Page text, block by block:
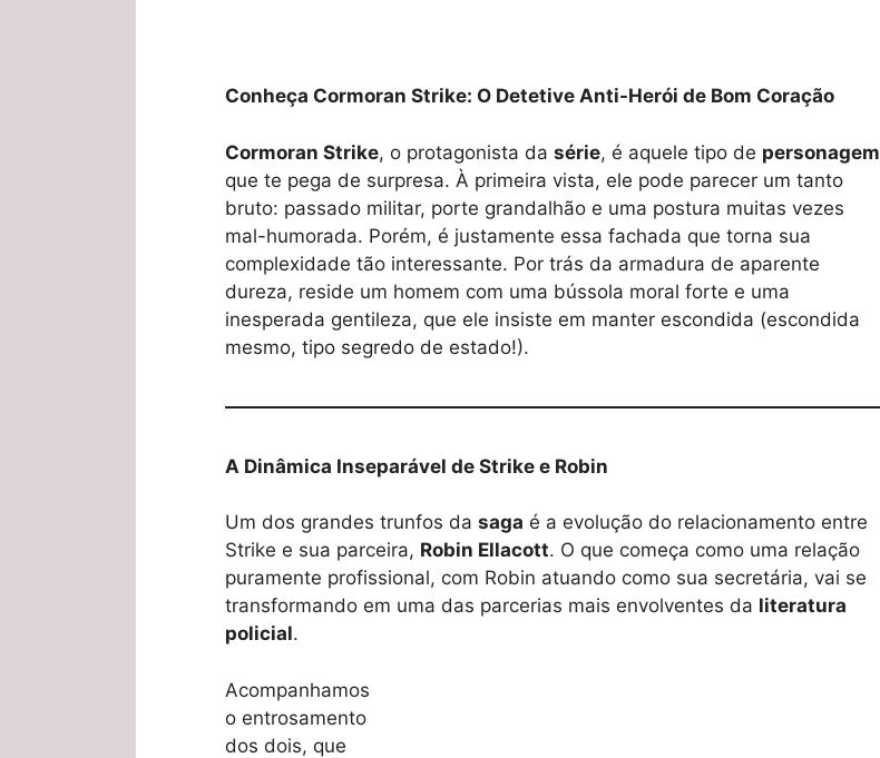
Conheça Cormoran Strike: O Detetive Anti-Herói de Bom Coração
Cormoran Strike, o protagonista da série, é aquele tipo de personagem
que te pega de surpresa. À primeira vista, ele pode parecer um tanto
bruto: passado militar, porte grandalhão e uma postura muitas vezes
mal-humorada. Porém, é justamente essa fachada que torna sua
complexidade tão interessante. Por trás da armadura de aparente
dureza, reside um homem com uma bússola moral forte e uma
inesperada gentileza, que ele insiste em manter escondida (escondida
mesmo, tipo segredo de estado!).
A Dinâmica Inseparável de Strike e Robin
Um dos grandes trunfos da saga é a evolução do relacionamento entre
Strike e sua parceira, Robin Ellacott. O que começa como uma relação
puramente profissional, com Robin atuando como sua secretária, vai se
transformando em uma das parcerias mais envolventes da literatura
policial.
Acompanhamos
o entrosamento
dos dois, que